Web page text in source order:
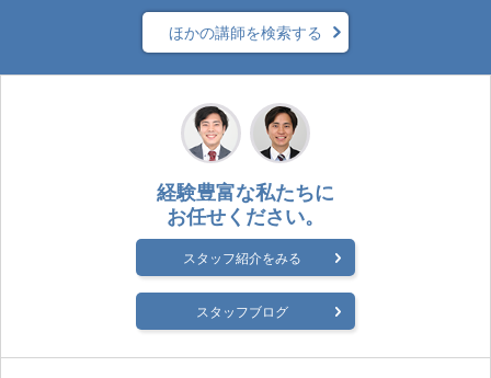
ほかの講師を検索する
経験豊富な私たちに
お任せください。
スタッフ紹介をみる
スタッフブログ